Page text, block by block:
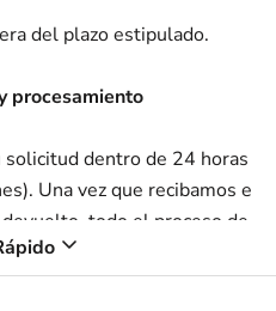
del plazo estipulado.
procesamiento
dentro de 24 horas
Una vez que recibamos e
todo el proceso de
de 7 días laborables. Esto
interno y el tiempo